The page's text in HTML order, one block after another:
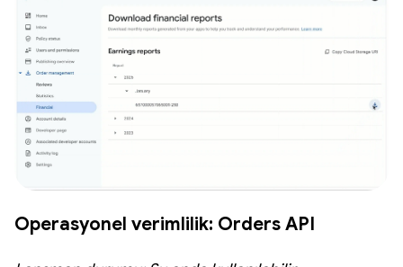
Operasyonel verimlilik: Orders API